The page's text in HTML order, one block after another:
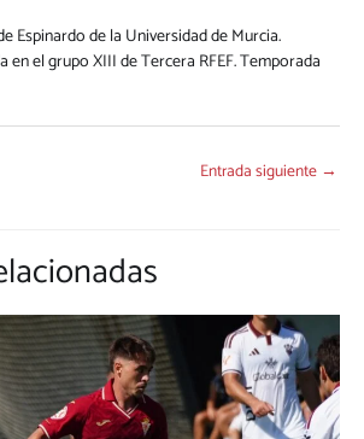
Espinardo de la Universidad de Murcia.
en el grupo XIII de Tercera RFEF. Temporada
Entrada siguiente →